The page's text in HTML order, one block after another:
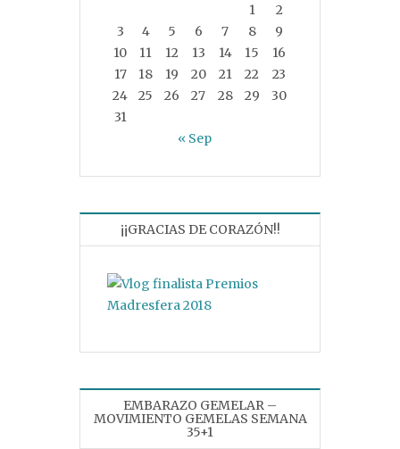
1
2
3
4 5 6 7 8
9
10
11 12 13 14 15
16
17
18 19 20 21 22
23
24
25 26 27 28 29
30
31
« Sep
¡¡GRACIAS DE CORAZÓN!!
EMBARAZO GEMELAR –
MOVIMIENTO GEMELAS SEMANA
35+1